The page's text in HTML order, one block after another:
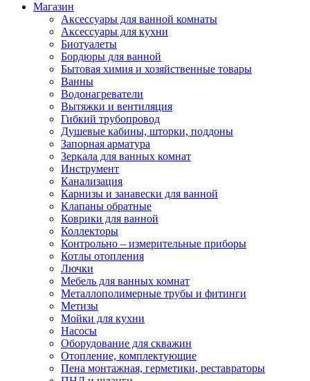
Магазин
Аксессуары для ванной комнаты
Аксессуары для кухни
Биотуалеты
Бордюры для ванной
Бытовая химия и хозяйственные товары
Ванны
Водонагреватели
Вытяжки и вентиляция
Гибкий трубопровод
Душевые кабины, шторки, поддоны
Запорная арматура
Зеркала для ванных комнат
Инструмент
Канализация
Карнизы и занавески для ванной
Клапаны обратные
Коврики для ванной
Коллекторы
Контрольно – измерительные приборы
Котлы отопления
Лючки
Мебель для ванных комнат
Металлополимерные трубы и фитинги
Метизы
Мойки для кухни
Насосы
Оборудование для скважин
Отопление, комплектующие
Пена монтажная, герметики, реставраторы